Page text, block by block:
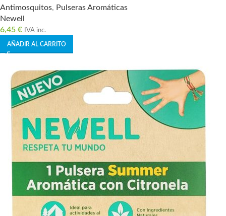
Antimosquitos, Pulseras Aromáticas
Newell
6,45 € IVA inc.
AÑADIR AL CARRITO